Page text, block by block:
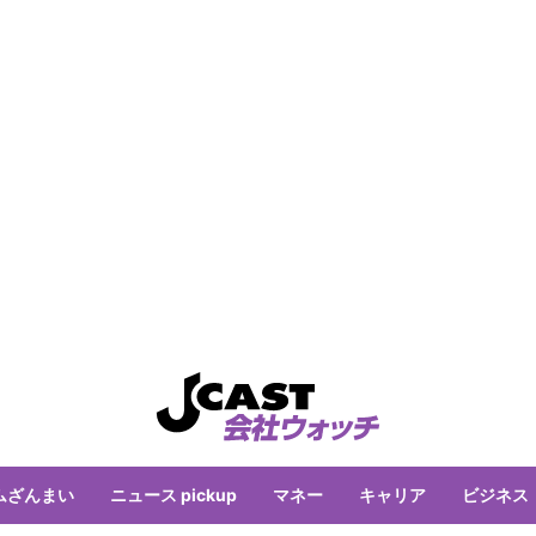
ざんまい ニュース pickup マネー キャリア ビジネス